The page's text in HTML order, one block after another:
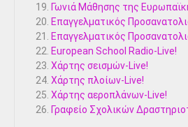
Γωνιά Μάθησης της
Επαγγελματικός
Επαγγελματικός
European School Radio-Live!
Χάρτης σεισμών-Live!
Χάρτης πλοίων-Live!
Χάρτης αεροπλάνων-Live!
Γραφείο Σχολικών